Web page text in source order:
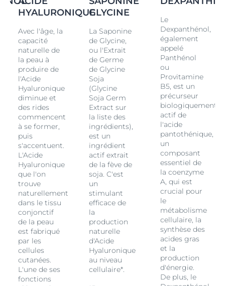
Saponine de
, un ingrédient clé, stimule la
production d'Acide Hyaluronique
2 de la peau. La
formule donne à votre peau une apparence plus
ferme pendant vous dormez.
Si votre peau a besoin d'un soin nocturne
supplémentaire
Pendant la nuit, la peau se répare et se régénère
naturellement, mais ce processus ralentit avec l'âge.
Le Dexpanthénol soutient le processus naturel de
renouvellement de la peau et la rétention d'humidité,
assurant une hydratation durable. Cette crème de nuit
anti-âge agit pendant que vous vous reposez, pour
que vous vous réveilliez avec une peau plus de douce
et plus fraîche le matin.
(1) Par rapport à l'
Acide Hyaluronique
de haut poids
moléculaire également utilisé dans la formule.
(2) In vitro
HYALURONIQUE
Avec l'âge, la
capacité
naturelle de
la peau à
produire de
l'Acide
Hyaluronique
diminue et
des rides
commencent
à se former,
puis
s'accentuent.
L'Acide
Hyaluronique
que l'on
trouve
naturellement
dans le tissu
conjonctif
de la peau
est fabriqué
par les
cellules
cutanées.
L'une de ses
fonctions
GLYCINE
La Saponine
de Glycine,
ou l'Extrait
de Germe
de Glycine
Soja
(Glycine
Soja Germ
Extract sur
la liste des
ingrédients),
est un
ingrédient
actif extrait
de la fève de
soja. C'est
un
stimulant
efficace de
la
production
naturelle
d'Acide
Hyaluronique
au niveau
cellulaire*.
Le
Dexpanthénol,
également
appelé
Panthénol
ou
Provitamine
B5, est un
précurseur
biologiquement
actif de
l'acide
pantothénique,
un
composant
essentiel de
la coenzyme
A, qui est
crucial pour
le
métabolisme
cellulaire, la
synthèse des
acides gras
et la
production
d'énergie.
De plus, le